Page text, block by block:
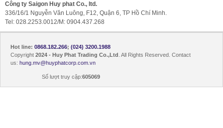
Công ty Saigon Huy phat Co., ltd.
336/16/1 Nguyễn Văn Luông, F12, Quận 6, TP Hồ Chí Minh.
Tel: 028.2253.0012/M: 0904.437.268
Hot line: 0868.182.266; (024) 3200.1988
Copyright 2024 - Huy Phat Trading Co.,Ltd . All Rights Reserved. Contact
us: hung.mv@huyphatcorp.com.vn
Số lượt truy cập:605069